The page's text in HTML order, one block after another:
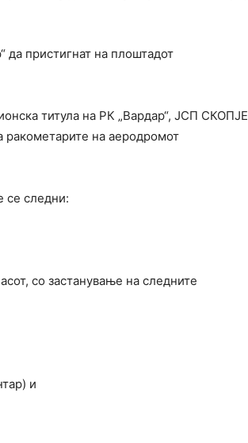
да пристигнат на плоштадот
титула на РК „Вардар“, ЈСП СКОПЈЕ
ракометарите на аеродромот
се следни:
со застанување на следните
и